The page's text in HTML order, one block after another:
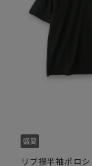
リブ襟半袖ポロ